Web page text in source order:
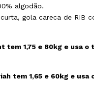
algodão.
curta, gola careca de RIB
tem 1,75 e 80kg e usa o
tem 1,65 e 60kg e usa